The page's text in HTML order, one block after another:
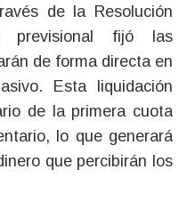
de la Resolución
previsional fijó las
de forma directa en
Esta liquidación
de la primera cuota
lo que generará
que percibirán los